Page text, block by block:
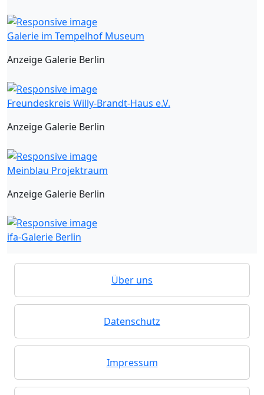
Galerie im Tempelhof Museum
Anzeige Galerie Berlin
Freundeskreis Willy-Brandt-Haus e.V.
Anzeige Galerie Berlin
Meinblau Projektraum
Anzeige Galerie Berlin
ifa-Galerie Berlin
Über uns
Datenschutz
Impressum